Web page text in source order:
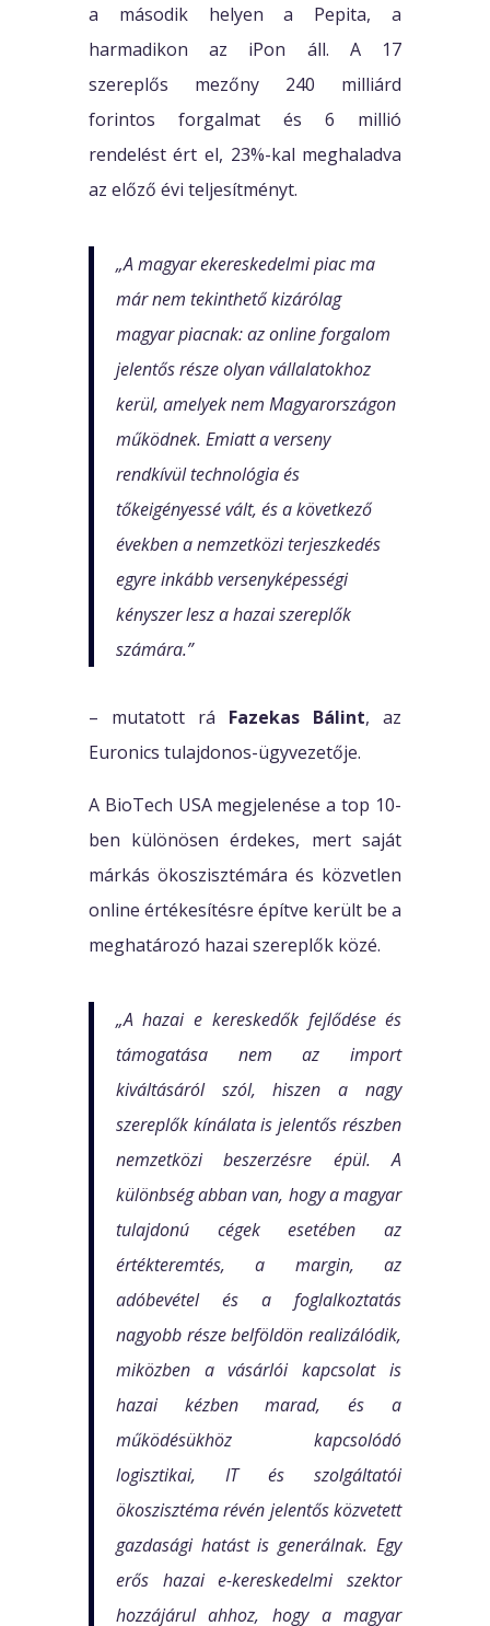
a második helyen a Pepita, a
harmadikon az iPon áll. A 17
szereplős mezőny 240 milliárd
forintos forgalmat és 6 millió
rendelést ért el, 23%-kal meghaladva
az előző évi teljesítményt.
„A magyar ekereskedelmi piac ma
már nem tekinthető kizárólag
magyar piacnak: az online forgalom
jelentős része olyan vállalatokhoz
kerül, amelyek nem Magyarországon
működnek. Emiatt a verseny
rendkívül technológia és
tőkeigényessé vált, és a következő
években a nemzetközi terjeszkedés
egyre inkább versenyképességi
kényszer lesz a hazai szereplők
számára.”
– mutatott rá Fazekas Bálint, az
Euronics tulajdonos-ügyvezetője.
A BioTech USA megjelenése a top 10-
ben különösen érdekes, mert saját
márkás ökoszisztémára és közvetlen
online értékesítésre építve került be a
meghatározó hazai szereplők közé.
„A hazai e kereskedők fejlődése és
támogatása nem az import
kiváltásáról szól, hiszen a nagy
szereplők kínálata is jelentős részben
nemzetközi beszerzésre épül. A
különbség abban van, hogy a magyar
tulajdonú cégek esetében az
értékteremtés, a margin, az
adóbevétel és a foglalkoztatás
nagyobb része belföldön realizálódik,
miközben a vásárlói kapcsolat is
hazai kézben marad, és a
működésükhöz kapcsolódó
logisztikai, IT és szolgáltatói
ökoszisztéma révén jelentős közvetett
gazdasági hatást is generálnak. Egy
erős hazai e-kereskedelmi szektor
hozzájárul ahhoz, hogy a magyar